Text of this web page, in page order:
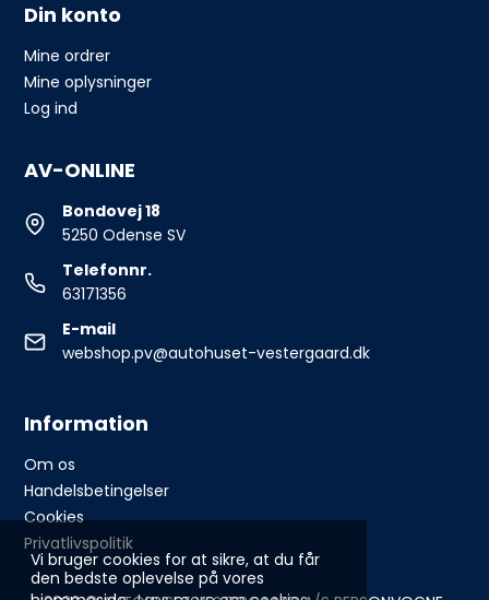
Vi bruger cookies for at sikre, at du får
den bedste oplevelse på vores
Din konto
Mine ordrer
Mine oplysninger
Log ind
AV-ONLINE
Bondovej 18
5250 Odense SV
Telefonnr.
63171356
E-mail
webshop.pv@autohuset-vestergaard.dk
Information
Om os
Handelsbetingelser
Cookies
Privatlivspolitik